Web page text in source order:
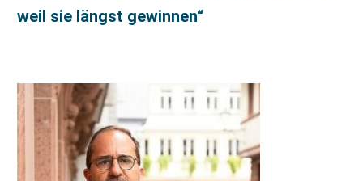
weil sie längst gewinnen“